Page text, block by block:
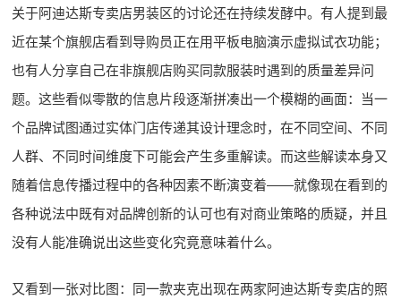
关于阿迪达斯专卖店男装区的讨论还在持续发酵中。有人提到最
近在某个旗舰店看到导购员正在用平板电脑演示虚拟试衣功能；
也有人分享自己在非旗舰店购买同款服装时遇到的质量差异问
题。这些看似零散的信息片段逐渐拼凑出一个模糊的画面：当一
个品牌试图通过实体门店传递其设计理念时，在不同空间、不同
人群、不同时间维度下可能会产生多重解读。而这些解读本身又
随着信息传播过程中的各种因素不断演变着——就像现在看到的
各种说法中既有对品牌创新的认可也有对商业策略的质疑，并且
没有人能准确说出这些变化究竟意味着什么。
又看到一张对比图：同一款夹克出现在两家阿迪达斯专卖店的照